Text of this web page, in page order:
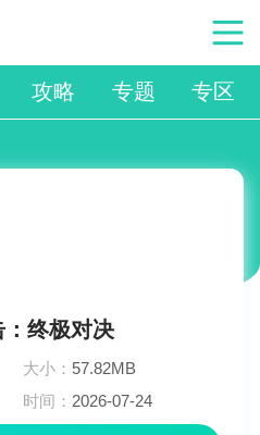
攻略 专题 专区
终极对决
大小： 57.82MB
时间： 2026-07-24